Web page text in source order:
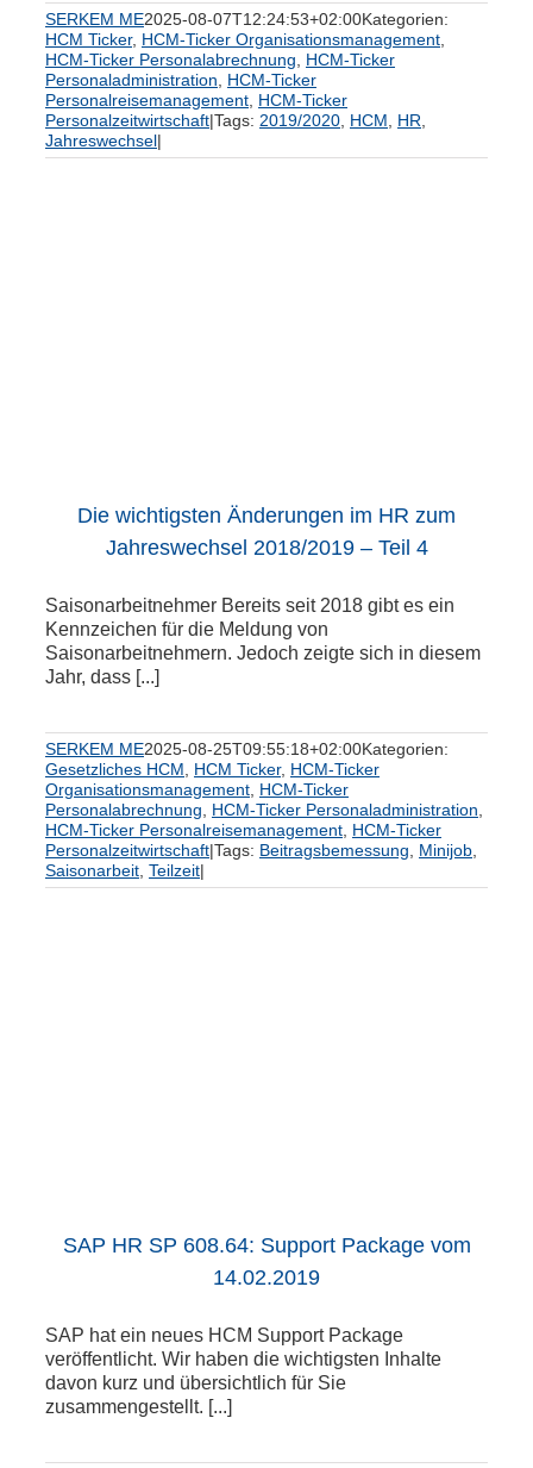
SERKEM ME2025-08-07T12:24:53+02:00Kategorien:
HCM Ticker, HCM-Ticker Organisationsmanagement
HCM-Ticker Personalabrechnung
HCM-Ticker
Personaladministration
HCM-Ticker
Personalreisemanagement HCM-Ticker
Personalzeitwirtschaft|Tags: 2019/2020 HCM HR
Jahreswechsel|
Die wichtigsten Änderungen im HR zum
Jahreswechsel 2018/2019 – Teil 4
Saisonarbeitnehmer Bereits seit 2018 gibt es ein
Kennzeichen für die Meldung von
Saisonarbeitnehmern. Jedoch zeigte sich in diesem
Jahr, dass [...]
SERKEM ME2025-08-25T09:55:18+02:00Kategorien:
Gesetzliches HCM
HCM Ticker, HCM-Ticker
Organisationsmanagement HCM-Ticker
Personalabrechnung
HCM-Ticker Personaladministration
HCM-Ticker Personalreisemanagement HCM-Ticker
Personalzeitwirtschaft|Tags: Beitragsbemessung Minijob
Saisonarbeit Teilzeit|
SAP HR SP 608.64: Support Package vom
14.02.2019
SAP hat ein neues HCM Support Package
veröffentlicht. Wir haben die wichtigsten Inhalte
davon kurz und übersichtlich für Sie
zusammengestellt. [...]